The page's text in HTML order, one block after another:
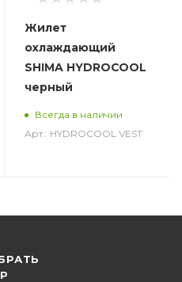
Жилет
охлаждающий
SHIMA HYDROCOOL
черный
Всегда в наличии
Арт.: HYDROCOOL VEST